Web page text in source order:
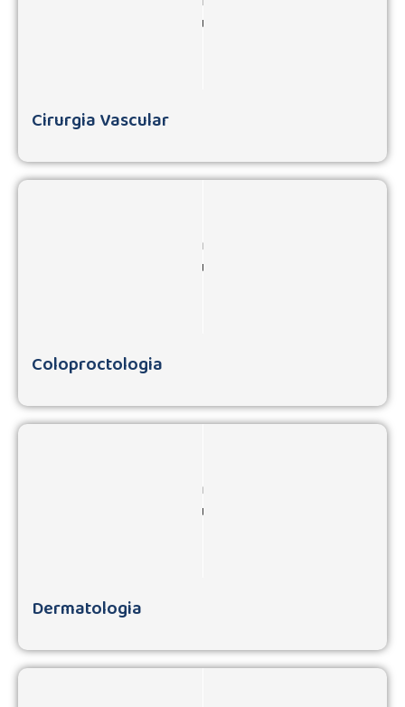
Cirurgia Vascular
Coloproctologia
Dermatologia